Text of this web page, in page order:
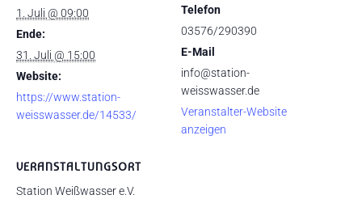
1. Juli @ 09:00
Ende:
31. Juli @ 15:00
Website:
https://www.station-
weisswasser.de/14533/
VERANSTALTUNGSORT
Station Weißwasser e.V.
Telefon
03576/290390
E-Mail
info@station-
weisswasser.de
Veranstalter-Website
anzeigen